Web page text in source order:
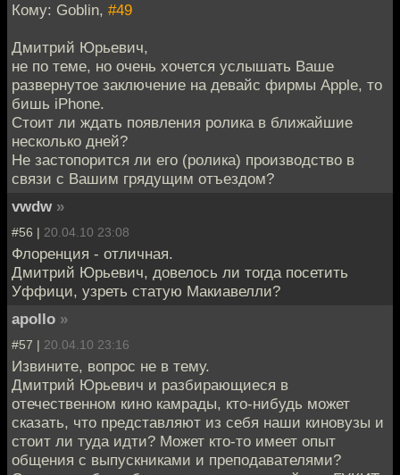
Кому: Goblin, #49
Дмитрий Юрьевич,
не по теме, но очень хочется услышать Ваше
развернутое заключение на девайс фирмы Apple, то
бишь iPhone.
Стоит ли ждать появления ролика в ближайшие
несколько дней?
Не застопорится ли его (ролика) производство в
связи с Вашим грядущим отъездом?
vwdw »
#56 | 20.04.10 23:08
Флоренция - отличная.
Дмитрий Юрьевич, довелось ли тогда посетить
Уффици, узреть статую Макиавелли?
apollo »
#57 | 20.04.10 23:16
Извините, вопрос не в тему.
Дмитрий Юрьевич и разбирающиеся в
отечественном кино камрады, кто-нибудь может
сказать, что представляют из себя наши киновузы и
стоит ли туда идти? Может кто-то имеет опыт
общения с выпускниками и преподавателями?